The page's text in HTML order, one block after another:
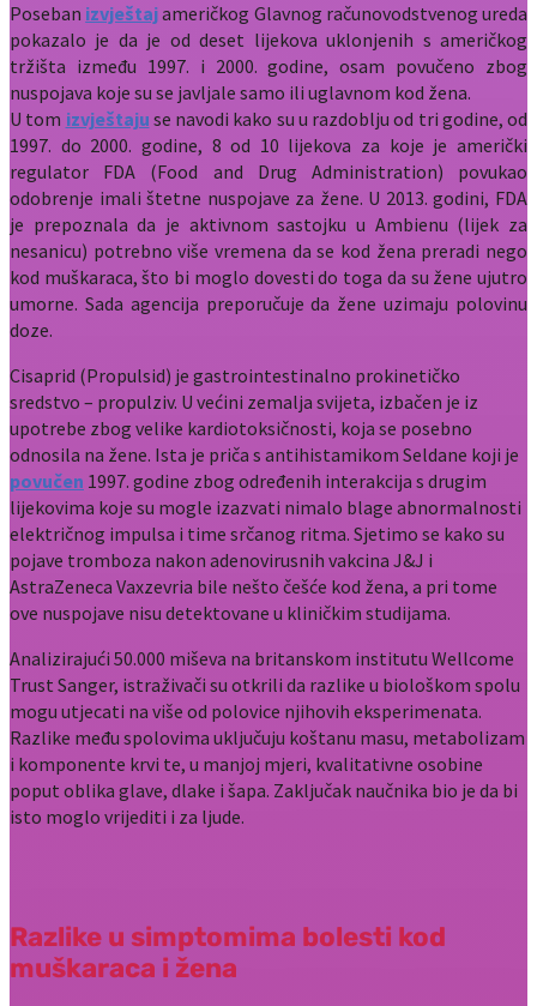
Poseban izvještajameričkog Glavnog računovodstvenog ureda
pokazalo je da je od deset lijekova uklonjenih s američkog
tržišta između 1997. i 2000. godine, osam povučeno zbog
nuspojava koje su se javljale samo ili uglavnom kod žena.
U tom izvještaju se navodi kako su u razdoblju od tri godine, od
1997. do 2000. godine, 8 od 10 lijekova za koje je američki
regulator FDA (Food and Drug Administration) povukao
odobrenje imali štetne nuspojave za žene. U 2013. godini, FDA
je prepoznala da je aktivnom sastojku u Ambienu (lijek za
nesanicu) potrebno više vremena da se kod žena preradi nego
kod muškaraca, što bi moglo dovesti do toga da su žene ujutro
umorne. Sada agencija preporučuje da žene uzimaju polovinu
doze.
Cisaprid (Propulsid) je gastrointestinalno prokinetičko
sredstvo – propulziv. U većini zemalja svijeta, izbačen je iz
upotrebe zbog velike kardiotoksičnosti, koja se posebno
odnosila na žene. Ista je priča s antihistamikom Seldane koji je
povučen 1997. godine zbog određenih interakcija s drugim
lijekovima koje su mogle izazvati nimalo blage abnormalnosti
električnog impulsa i time srčanog ritma. Sjetimo se kako su
pojave tromboza nakon adenovirusnih vakcina J&J i
AstraZeneca Vaxzevria bile nešto češće kod žena, a pri tome
ove nuspojave nisu detektovane u kliničkim studijama.
Analizirajući 50.000 miševa na britanskom institutu Wellcome
Trust Sanger, istraživači su otkrili da razlike u biološkom spolu
mogu utjecati na više od polovice njihovih eksperimenata.
Razlike među spolovima uključuju koštanu masu, metabolizam
i komponente krvi te, u manjoj mjeri, kvalitativne osobine
poput oblika glave, dlake i šapa. Zaključak naučnika bio je da bi
isto moglo vrijediti i za ljude.
Razlike u simptomima bolesti kod
muškaraca i žena